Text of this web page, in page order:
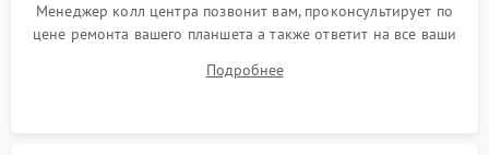
Менеджер колл центра позвонит вам, проконсультирует по
цене ремонта вашего планшета а также ответит на все ваши
Подробнее